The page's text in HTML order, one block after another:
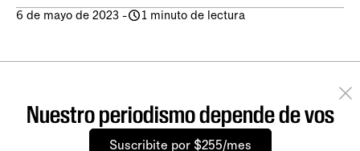
6 de mayo de 2023 - 1 minuto de lectura
Nuestro periodismo depende de vos
Suscribite por $255/mes